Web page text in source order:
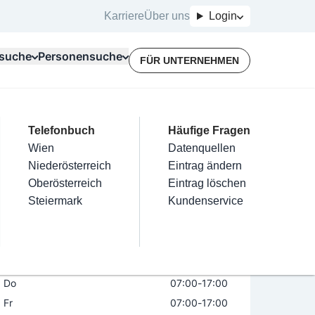
KarriereÜber uns Login
Kategorien
Friseur
Nägel
Haarentfernung
Make-Up
Für Unternehmer
Terminbuchung
Kostenlose Beratung
Top Branchen
Elektriker
Installateure
Maler & Lackierer
Branchen A-Z
Mein Firmeneintrag
Eintrag hinzufügen
Eintrag beanspruchen
Eintrag verwalten
Eintrag bewerben
Personensuche
Telefonbuch
Wien
Niederösterreich
Oberösterreich
Steiermark
Häufige Fragen
Datenquellen
Eintrag ändern
Eintrag löschen
Kundenservice
FÜR UNTERNEHMEN
KG
Öffnungszeiten
Do
07:00-17:00
Fr
07:00-17:00